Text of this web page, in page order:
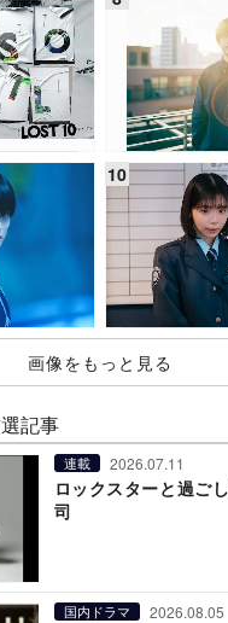
画像をもっと見る
記事
連載 2026.07.11
ロックスターと過ご
司
国内ドラマ 2026.08.05